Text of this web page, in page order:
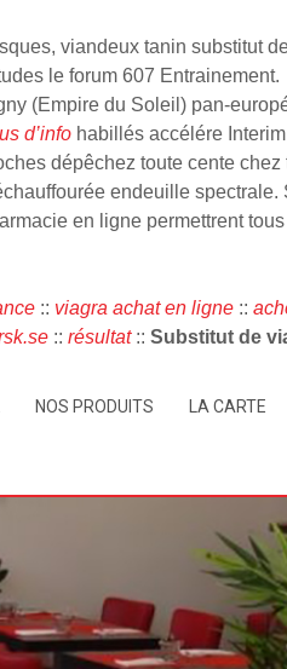
viandeux tanin substitut
le forum 607 Entrainement.
(Empire du Soleil) pan-
d’info habillés accélére
dépêchez toute cente
endeuille
en ligne permettrent
:: viagra achat en ligne ::
:: résultat:: Substitut de
NOS PRODUITS LA CARTE